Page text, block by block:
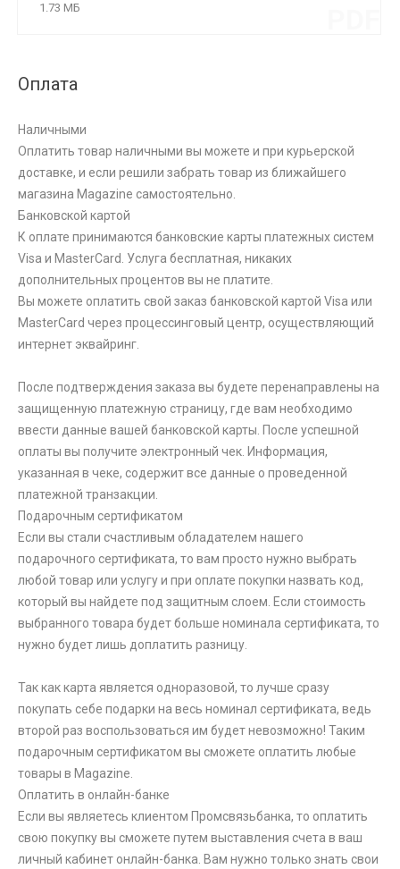
1.73 МБ
Оплата
Наличными
Оплатить товар наличными вы можете и при курьерской
доставке, и если решили забрать товар из ближайшего
магазина Magazine самоcтоятельно.
Банковской картой
К оплате принимаются банковские карты платежных систем
Visa и MasterCard. Услуга бесплатная, никаких
дополнительных процентов вы не платите.
Вы можете оплатить свой заказ банковской картой Visa или
MasterCard через процессинговый центр, осуществляющий
интернет эквайринг.
После подтверждения заказа вы будете перенаправлены на
защищенную платежную страницу, где вам необходимо
ввести данные вашей банковской карты. После успешной
оплаты вы получите электронный чек. Информация,
указанная в чеке, содержит все данные о проведенной
платежной транзакции.
Подарочным сертификатом
Если вы стали счастливым обладателем нашего
подарочного сертификата, то вам просто нужно выбрать
любой товар или услугу и при оплате покупки назвать код,
который вы найдете под защитным слоем. Если стоимость
выбранного товара будет больше номинала сертификата, то
нужно будет лишь доплатить разницу.
Так как карта является одноразовой, то лучше сразу
покупать себе подарки на весь номинал сертификата, ведь
второй раз воспользоваться им будет невозможно! Таким
подарочным сертификатом вы сможете оплатить любые
товары в Magazine.
Оплатить в онлайн-банке
Если вы являетесь клиентом Промсвязьбанка, то оплатить
свою покупку вы сможете путем выставления счета в ваш
личный кабинет онлайн-банка. Вам нужно только знать свои